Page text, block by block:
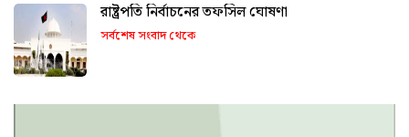
রাষ্ট্রপতি নির্বাচনের তফসিল ঘোষণা
সর্বশেষ সংবাদ থেকে